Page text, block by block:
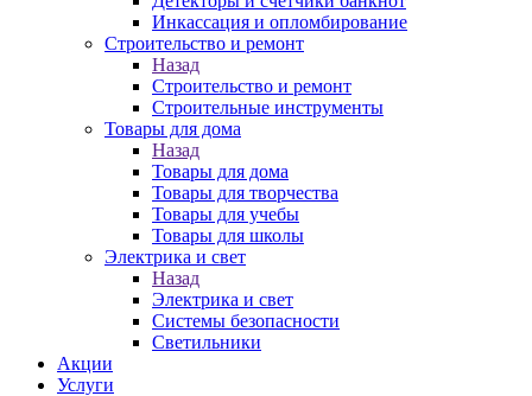
Инкассация и опломбирование
Строительство и ремонт
Назад
Строительство и ремонт
Строительные инструменты
Товары для дома
Назад
Товары для дома
Товары для творчества
Товары для учебы
Товары для школы
Электрика и свет
Назад
Электрика и свет
Системы безопасности
Светильники
Акции
Услуги